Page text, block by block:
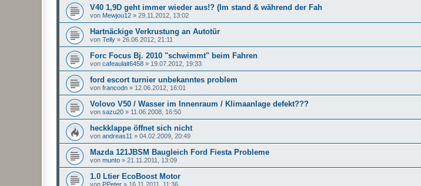
V40 1,9D geht immer wieder aus!? (Im stand & während der Fah
von Mewjou12 » 29.11.2012, 13:02
Hartnäckige Verkrustung an Autotür
von Telly » 26.06.2012, 21:11
Forc Focus Bj. 2010 "schwimmt" beim Fahren
von cafeaulait6458 » 19.07.2012, 19:33
ford escort turnier unbekanntes problem
von francodn » 12.06.2012, 16:01
Volovo V50 / Wasser im Innenraum / Klimaanlage defekt???
von sazu20 » 11.06.2008, 16:50
heckklappe öffnet sich nicht
von andreas11 » 04.02.2009, 20:49
Mazda 121JBSM Baugleich Ford Fiesta Probleme
von munto » 21.11.2011, 13:09
1.0 Ltier EcoBoost Motor
von PPeter » 16.11.2011, 11:36